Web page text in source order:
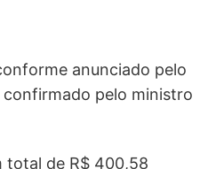
anunciado pelo
confirmado pelo ministro
total de R$ 400,58